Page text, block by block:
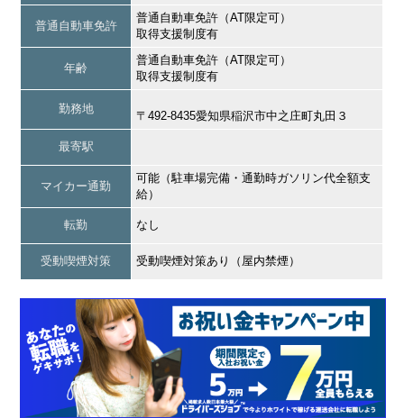
普通自動車免許
普通自動車免許（AT限定可）
取得支援制度有
年齢
普通自動車免許（AT限定可）
取得支援制度有
勤務地
〒492-8435愛知県稲沢市中之庄町丸田３
最寄駅
マイカー通勤
可能（駐車場完備・通勤時ガソリン代全額支
給）
転勤 なし
受動喫煙対策 受動喫煙対策あり（屋内禁煙）